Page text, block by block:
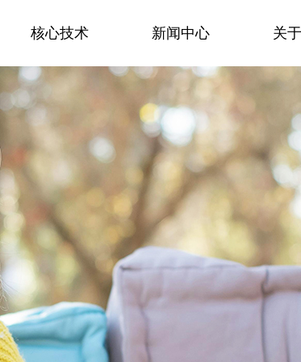
核心技术 新闻中心 关